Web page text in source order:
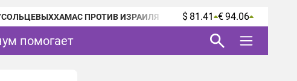
ХАМАС ПРОТИВ ИЗРАИЛЯ $ 81.41 € 94.06
помогает